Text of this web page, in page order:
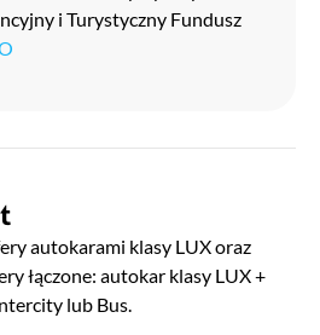
z udanego występu przed
widownią.
kostkami! Zasady są banalnie
rzut określa klimat opowieści, a
temat. W jednej chwili możecie
o pieczeniu chleba, a w
mydlaną o kosmicznych
i Turystyczny Fundusz
autokarami klasy LUX oraz
łączone: autokar klasy LUX +
lub Bus.